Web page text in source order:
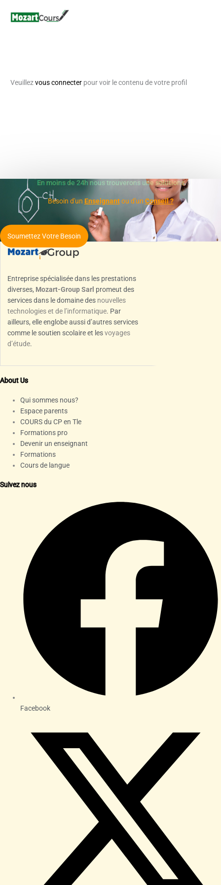
Veuillezvous connecter pour voir le contenu de votre profil
En moins de 24h nous trouverons une solutions
Besoin d'un Enseignantou d'un Conseil ?
Soumettez Votre Besoin
Entreprise spécialisée dans les prestations
diverses, Mozart-Group Sarl promeut des
services dans le domaine des nouvelles
technologies et de l’informatique. Par
ailleurs, elle englobe aussi d’autres services
comme le soutien scolaire et lesvoyages
d’étude.
About Us
Qui sommes nous?
Espace parents
COURS du CP en Tle
Formations pro
Devenir un enseignant
Formations
Cours de langue
Suivez nous
Facebook